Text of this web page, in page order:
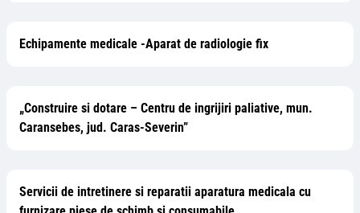
Echipamente medicale -Aparat de radiologie fix
„Construire si dotare – Centru de ingrijiri paliative, mun.
Caransebes, jud. Caras-Severin”
Servicii de intretinere si reparatii aparatura medicala cu